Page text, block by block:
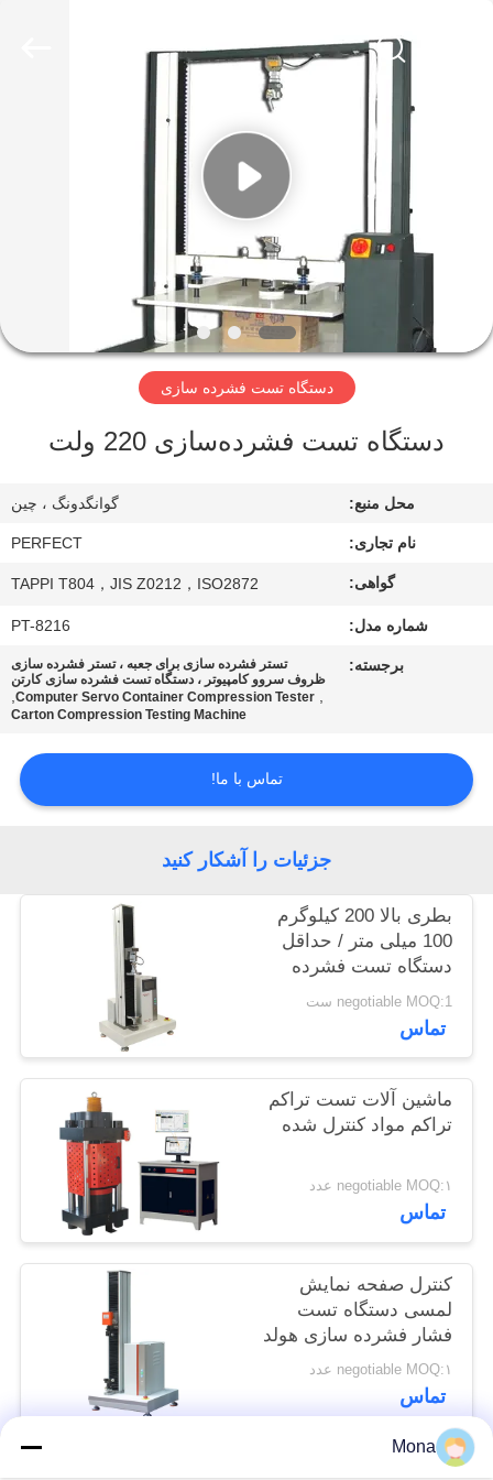
صفحه
محصولات
های
واقعیت
درباره
کنترل
کیفیت
نقل قول
نقشه
سایت
PRIVACY
POLICY
دستگاه تست فشرده سازی
دستگاه تست فشرده‌سازی 220 ولت
محل منبع: گوانگدونگ ، چین
نام تجاری: PERFECT
گواهی: TAPPI T804，JIS Z0212，ISO2872
شماره مدل: PT-8216
برجسته:
تستر فشرده سازی برای جعبه ، تستر فشرده سازی
ظروف سروو کامپیوتر ، دستگاه تست فشرده سازی کارتن
,
Computer Servo Container Compression Tester
,
Carton Compression Testing Machine
تماس با ما!
جزئیات را آشکار کنید
بطری بالا 200 کیلوگرم
100 میلی متر / حداقل
دستگاه تست فشرده
سازی
negotiable MOQ:1 ست
تماس
ماشین آلات تست تراکم
تراکم مواد کنترل شده
negotiable MOQ:۱ عدد
تماس
کنترل صفحه نمایش
لمسی دستگاه تست
فشار فشرده سازی هولد
PET Top
negotiable MOQ:۱ عدد
تماس
Mona